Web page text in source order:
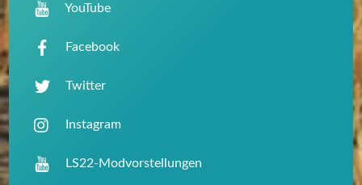
YouTube
Facebook
Twitter
Instagram
LS22-Modvorstellungen